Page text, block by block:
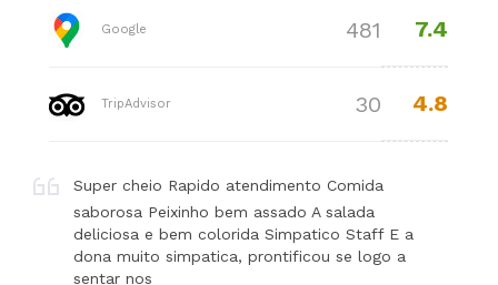
Google 481 7.4
TripAdvisor 30 4.8
Super cheio Rapido atendimento Comida
saborosa Peixinho bem assado A salada
deliciosa e bem colorida Simpatico Staff E a
dona muito simpatica, prontificou se logo a
sentar nos